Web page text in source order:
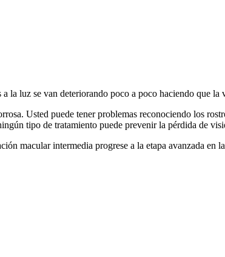
la luz se van deteriorando poco a poco haciendo que
Usted puede tener problemas reconociendo los
tipo de tratamiento puede prevenir la pérdida de
macular intermedia progrese a la etapa avanzada